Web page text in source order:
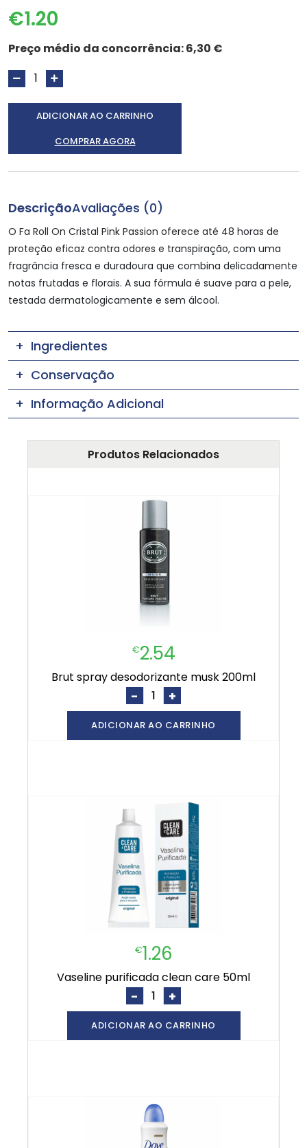
€1.20
Preço médio da concorrência:6,30 €
ADICIONAR AO CARRINHO
COMPRAR AGORA
DescriçãoAvaliações (0)
O Fa Roll On Cristal Pink Passion oferece até 48 horas de
proteção eficaz contra odores e transpiração, com uma
fragrância fresca e duradoura que combina delicadamente
notas frutadas e florais. A sua fórmula é suave para a pele,
testada dermatologicamente e sem álcool.
Ingredientes
Conservação
Informação Adicional
Produtos Relacionados
€2.54
brut spray desodorizante musk 200ml
- +
ADICIONAR AO CARRINHO
€1.26
vaseline purificada clean care 50ml
- +
ADICIONAR AO CARRINHO